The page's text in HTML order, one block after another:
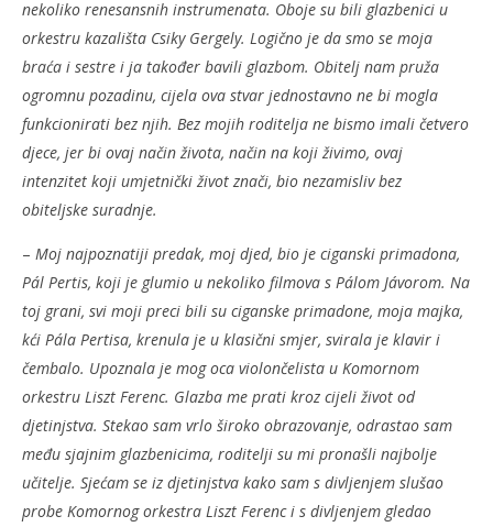
nekoliko renesansnih instrumenata. Oboje su bili glazbenici u
orkestru kazališta Csiky Gergely. Logično je da smo se moja
braća i sestre i ja također bavili glazbom. Obitelj nam pruža
ogromnu pozadinu, cijela ova stvar jednostavno ne bi mogla
funkcionirati bez njih. Bez mojih roditelja ne bismo imali četvero
djece, jer bi ovaj način života, način na koji živimo, ovaj
intenzitet koji umjetnički život znači, bio nezamisliv bez
obiteljske suradnje.
– Moj najpoznatiji predak, moj djed, bio je ciganski primadona,
Pál Pertis, koji je glumio u nekoliko filmova s Pálom Jávorom. Na
toj grani, svi moji preci bili su ciganske primadone, moja majka,
kći Pála Pertisa, krenula je u klasični smjer, svirala je klavir i
čembalo. Upoznala je mog oca violončelista u Komornom
orkestru Liszt Ferenc. Glazba me prati kroz cijeli život od
djetinjstva. Stekao sam vrlo široko obrazovanje, odrastao sam
među sjajnim glazbenicima, roditelji su mi pronašli najbolje
učitelje. Sjećam se iz djetinjstva kako sam s divljenjem slušao
probe Komornog orkestra Liszt Ferenc i s divljenjem gledao